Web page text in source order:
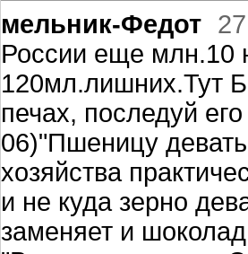
мельник-Федот
России еще млн.10
120мл.лишних.Тут
печах, последуй
06)"Пшеницу девать
хозяйства
и не куда зерно
заменяет и